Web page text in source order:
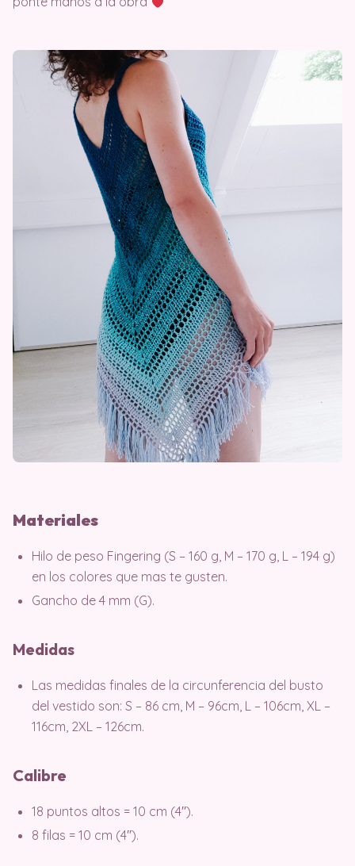
Materiales
Hilo de peso Fingering (S – 160 g, M – 170 g, L – 194 g)
en los colores que mas te gusten.
Gancho de 4 mm (G).
Medidas
Las medidas finales de la circunferencia del busto
del vestido son: S – 86 cm, M – 96cm, L – 106cm, XL –
116cm, 2XL – 126cm.
Calibre
18 puntos altos = 10 cm (4′′).
8 filas = 10 cm (4′′).